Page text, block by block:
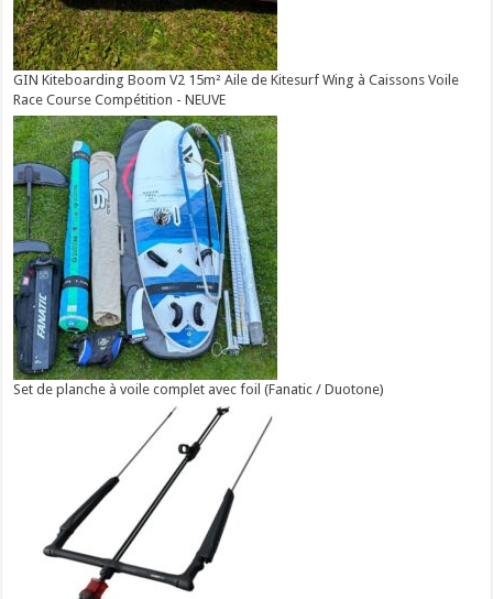
GIN Kiteboarding Boom V2 15m² Aile de Kitesurf Wing à Caissons Voile
Race Course Compétition - NEUVE
Set de planche à voile complet avec foil (Fanatic / Duotone)